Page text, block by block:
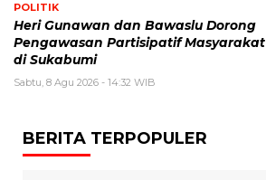
POLITIK
Heri Gunawan dan Bawaslu Dorong
Pengawasan Partisipatif Masyarakat
di Sukabumi
Sabtu, 8 Agu 2026 - 14:32 WIB
BERITA TERPOPULER